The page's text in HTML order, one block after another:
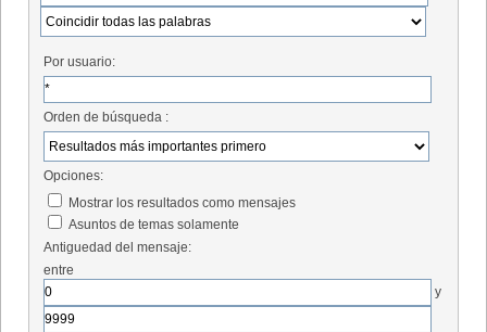
Por usuario:
Orden de búsqueda :
Opciones:
Mostrar los resultados como mensajes
Asuntos de temas solamente
Antiguedad del mensaje:
entre
y